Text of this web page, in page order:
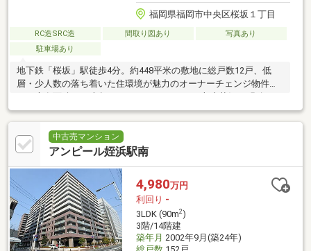
福岡県福岡市中央区桜坂１丁目
RC造SRC造 間取り図あり
写真あり
駐車場あり
地下鉄「桜坂」駅徒歩4分。約448平米の敷地に総戸数12戸、低
層・少人数の落ち着いた住環境が魅力のオーナーチェンジ物件で
す。
中古売マンション
アンピール姪浜駅南
4,980万円
利回り -
3LDK (90m2)
3階/14階建
築年月 2002年9月(築24年)